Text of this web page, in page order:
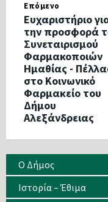
Επόμενο
Ευχαριστήριο
την προσφορά
Συνεταιρισμού
Φαρμακοποιών
Ημαθίας -
στο Κοινωνικό
Φαρμακείο του
Δήμου
Αλεξάνδρειας
Ο Δήμος
Ιστορία – Έθιμα